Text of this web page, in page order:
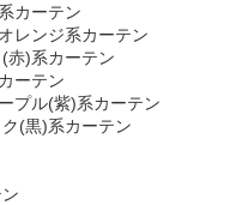
カーテン
レンジ系カーテン
赤)系カーテン
ーテン
プル(紫)系カーテン
(黒)系カーテン